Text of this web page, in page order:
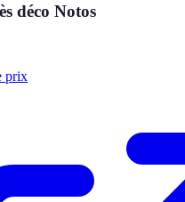
déco Notos
prix